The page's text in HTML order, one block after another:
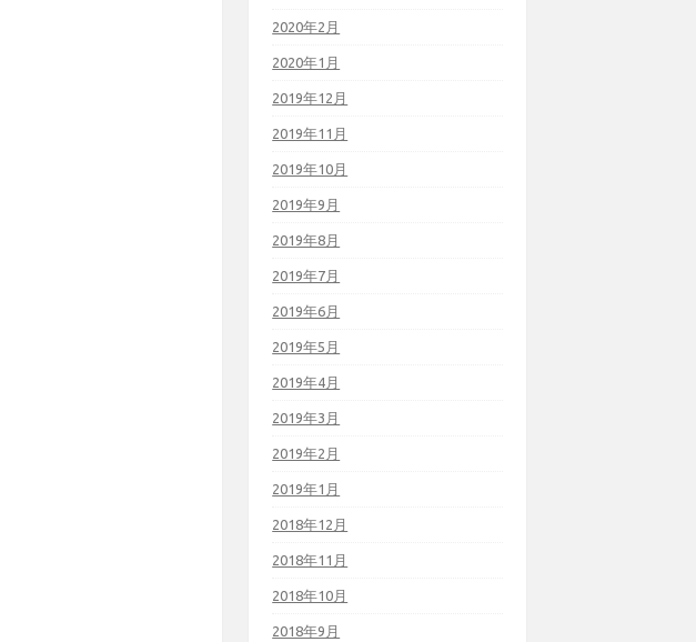
2020年2月
2020年1月
2019年12月
2019年11月
2019年10月
2019年9月
2019年8月
2019年7月
2019年6月
2019年5月
2019年4月
2019年3月
2019年2月
2019年1月
2018年12月
2018年11月
2018年10月
2018年9月